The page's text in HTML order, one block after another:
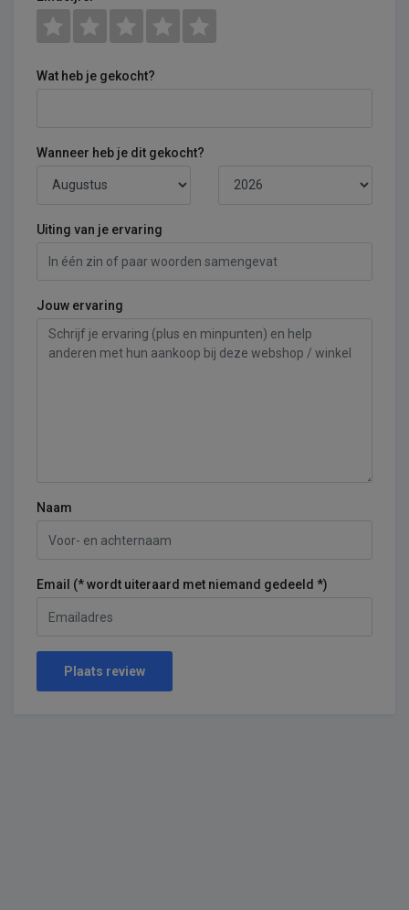
Wat heb je gekocht?
Wanneer heb je dit gekocht?
Uiting van je ervaring
Jouw ervaring
Naam
Email (* wordt uiteraard met niemand gedeeld *)
Plaats review